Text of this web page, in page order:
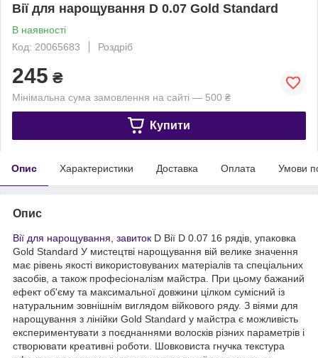
Вії для нарощування D 0.07 Gold Standard
В наявності
Код: 20065683
Роздріб
245 ₴
Мінімальна сума замовлення на сайті — 500 ₴
Купити
Опис Характеристики Доставка Оплата Умови
Опис
Вії для нарощування завиток D Вії D 0.07 16 рядів, упаковка
Gold Standard У мистецтві нарощування вій велике значення
має рівень якості використовуваних матеріалів та спеціальних
засобів, а також професіоналізм майстра. При цьому бажаний
ефект об'єму та максимальної довжини цілком сумісний із
натуральним зовнішнім виглядом війкового ряду. З віями для
нарощування з лінійки Gold Standard у майстра є можливість
експериментувати з поєднаннями волосків різних параметрів і
створювати креативні роботи. Шовковиста гнучка текстура